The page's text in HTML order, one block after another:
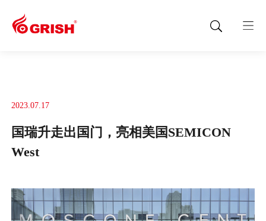
2023.07.17
国瑞升走出国门，亮相美国SEMICON
West